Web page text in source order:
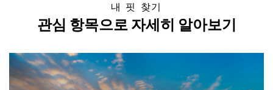
내 핏 찾기
관심 항목으로 자세히 알아보기